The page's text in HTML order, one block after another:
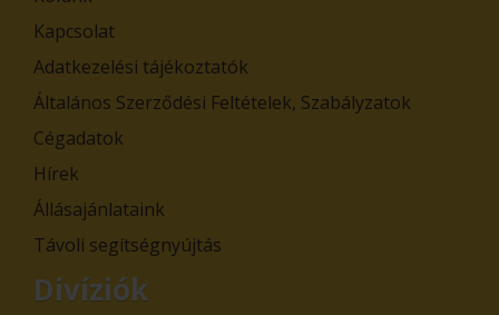
Kapcsolat
Adatkezelési tájékoztatók
Általános Szerződési Feltételek, Szabályzatok
Cégadatok
Hírek
Állásajánlataink
Távoli segítségnyújtás
Divíziók